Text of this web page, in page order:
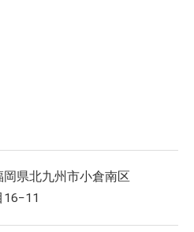
県北九州市小倉南区